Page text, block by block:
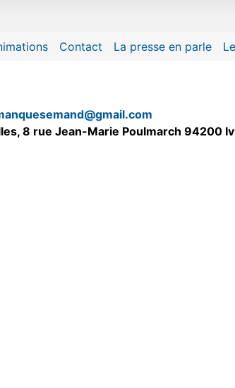
and content
Contact La presse en parle
8 rue Jean-Marie Poulmarch 94200